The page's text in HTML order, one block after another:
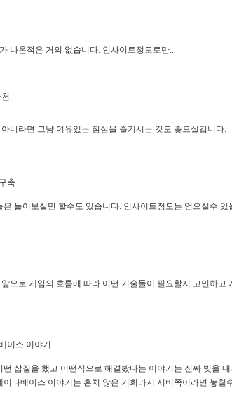
나온적은 거의 없습니다. 인사이트정도로만..
.
니라면 그냥 여유있는 점심을 즐기시는 것도 좋으실겁니다.
축
들어보실만 할수도 있습니다. 인사이트정도는 얻으실수 있
으로 게임의 흐름에 따라 어떤 기술들이 필요할지 고민하
이스 이야기
삽질을 했고 어떤식으로 해결봤다는 이야기는 진짜 빚을
타베이스 이야기는 흔치 않은 기회라서 서버쪽이라면 놓칠